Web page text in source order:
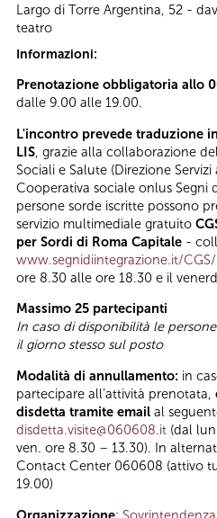
Largo di Torre Argentina, 52 -
teatro
Informazioni:
Prenotazione obbligatoria allo
dalle 9.00 alle 19.00.
L'incontro prevede traduzione
LIS, grazie alla collaborazione
Sociali e Salute (Direzione
Cooperativa sociale onlus Segni
persone sorde iscritte possono
servizio multimediale gratuito
per Sordi di Roma Capitale -
www.segnidiintegrazione.it/CGS/
ore 8.30 alle ore 18.30 e il
Massimo 25 partecipanti
In caso di disponibilità le
il giorno stesso sul posto
Modalità di annullamento: in
partecipare all’attività prenotata,
disdetta tramite email al
disdetta.visite@060608.it (dal
ven. ore 8.30 – 13.30). In
Contact Center 060608 (attivo
19.00)